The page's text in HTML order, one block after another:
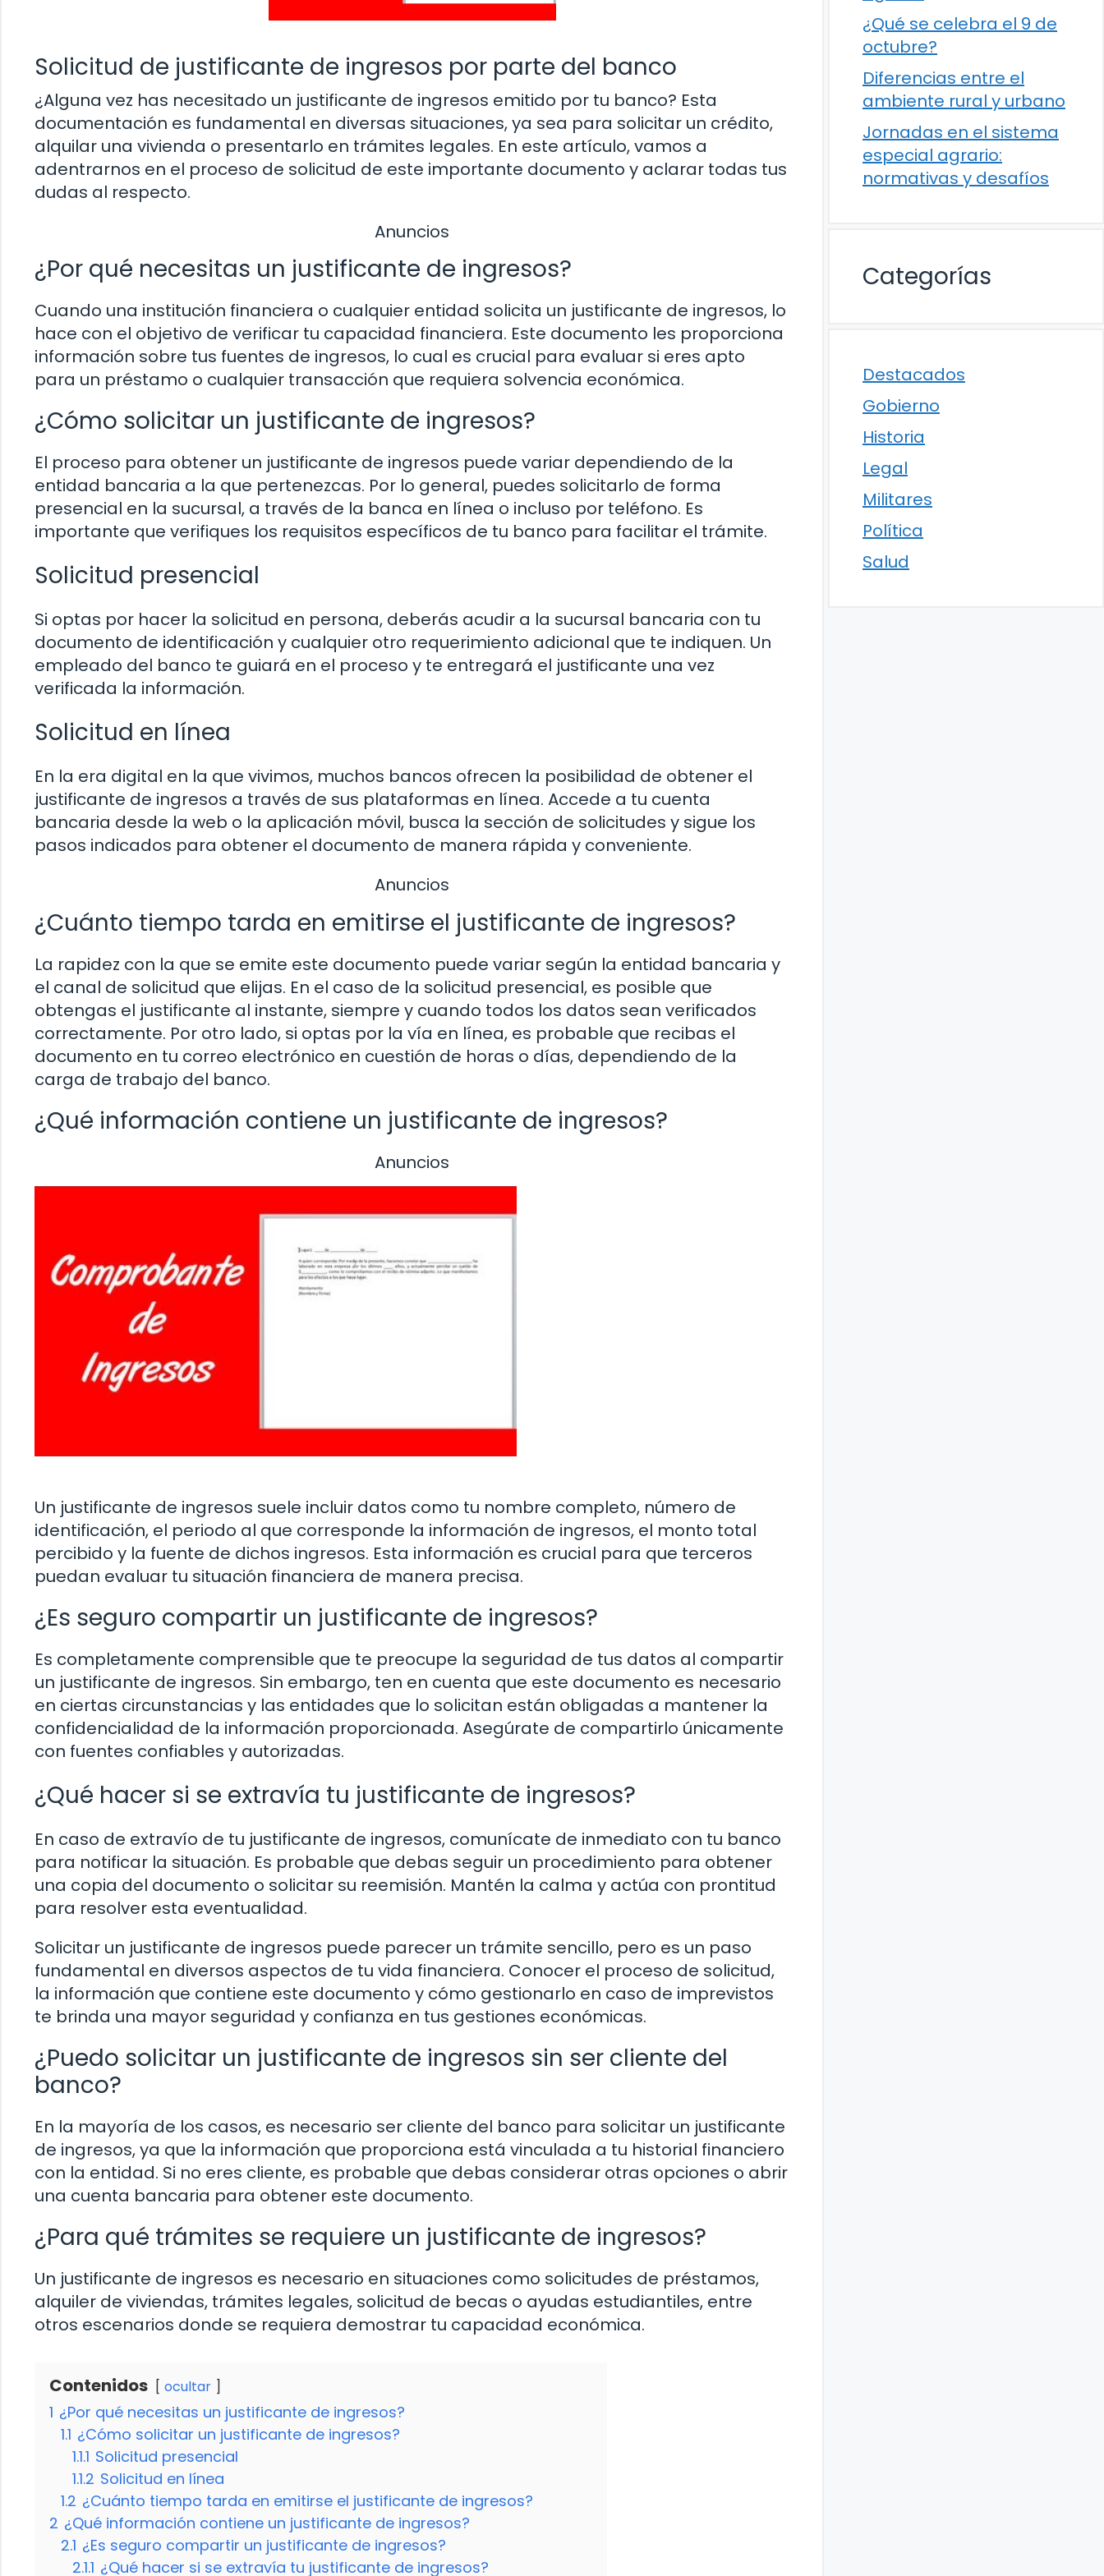
Solicitud de justificante de ingresos por parte del banco
¿Alguna vez has necesitado un justificante de ingresos emitido por tu banco? Esta
documentación es fundamental en diversas situaciones, ya sea para solicitar un crédito,
alquilar una vivienda o presentarlo en trámites legales. En este artículo, vamos a
adentrarnos en el proceso de solicitud de este importante documento y aclarar todas tus
dudas al respecto.
Anuncios
¿Por qué necesitas un justificante de ingresos?
Cuando una institución financiera o cualquier entidad solicita un justificante de ingresos, lo
hace con el objetivo de verificar tu capacidad financiera. Este documento les proporciona
información sobre tus fuentes de ingresos, lo cual es crucial para evaluar si eres apto
para un préstamo o cualquier transacción que requiera solvencia económica.
¿Cómo solicitar un justificante de ingresos?
El proceso para obtener un justificante de ingresos puede variar dependiendo de la
entidad bancaria a la que pertenezcas. Por lo general, puedes solicitarlo de forma
presencial en la sucursal, a través de la banca en línea o incluso por teléfono. Es
importante que verifiques los requisitos específicos de tu banco para facilitar el trámite.
Solicitud presencial
Si optas por hacer la solicitud en persona, deberás acudir a la sucursal bancaria con tu
documento de identificación y cualquier otro requerimiento adicional que te indiquen. Un
empleado del banco te guiará en el proceso y te entregará el justificante una vez
verificada la información.
Solicitud en línea
En la era digital en la que vivimos, muchos bancos ofrecen la posibilidad de obtener el
justificante de ingresos a través de sus plataformas en línea. Accede a tu cuenta
bancaria desde la web o la aplicación móvil, busca la sección de solicitudes y sigue los
pasos indicados para obtener el documento de manera rápida y conveniente.
Anuncios
¿Cuánto tiempo tarda en emitirse el justificante de ingresos?
La rapidez con la que se emite este documento puede variar según la entidad bancaria y
el canal de solicitud que elijas. En el caso de la solicitud presencial, es posible que
obtengas el justificante al instante, siempre y cuando todos los datos sean verificados
correctamente. Por otro lado, si optas por la vía en línea, es probable que recibas el
documento en tu correo electrónico en cuestión de horas o días, dependiendo de la
carga de trabajo del banco.
¿Qué información contiene un justificante de ingresos?
Anuncios
Un justificante de ingresos suele incluir datos como tu nombre completo, número de
identificación, el periodo al que corresponde la información de ingresos, el monto total
percibido y la fuente de dichos ingresos. Esta información es crucial para que terceros
puedan evaluar tu situación financiera de manera precisa.
¿Es seguro compartir un justificante de ingresos?
Es completamente comprensible que te preocupe la seguridad de tus datos al compartir
un justificante de ingresos. Sin embargo, ten en cuenta que este documento es necesario
en ciertas circunstancias y las entidades que lo solicitan están obligadas a mantener la
confidencialidad de la información proporcionada. Asegúrate de compartirlo únicamente
con fuentes confiables y autorizadas.
¿Qué hacer si se extravía tu justificante de ingresos?
En caso de extravío de tu justificante de ingresos, comunícate de inmediato con tu banco
para notificar la situación. Es probable que debas seguir un procedimiento para obtener
una copia del documento o solicitar su reemisión. Mantén la calma y actúa con prontitud
para resolver esta eventualidad.
Solicitar un justificante de ingresos puede parecer un trámite sencillo, pero es un paso
fundamental en diversos aspectos de tu vida financiera. Conocer el proceso de solicitud,
la información que contiene este documento y cómo gestionarlo en caso de imprevistos
te brinda una mayor seguridad y confianza en tus gestiones económicas.
¿Puedo solicitar un justificante de ingresos sin ser cliente del
banco?
En la mayoría de los casos, es necesario ser cliente del banco para solicitar un justificante
de ingresos, ya que la información que proporciona está vinculada a tu historial financiero
con la entidad. Si no eres cliente, es probable que debas considerar otras opciones o abrir
una cuenta bancaria para obtener este documento.
¿Para qué trámites se requiere un justificante de ingresos?
Un justificante de ingresos es necesario en situaciones como solicitudes de préstamos,
alquiler de viviendas, trámites legales, solicitud de becas o ayudas estudiantiles, entre
otros escenarios donde se requiera demostrar tu capacidad económica.
Contenidos ocultar
1 ¿Por qué necesitas un justificante de ingresos?
1.1 ¿Cómo solicitar un justificante de ingresos?
1.1.1 Solicitud presencial
1.1.2 Solicitud en línea
1.2 ¿Cuánto tiempo tarda en emitirse el justificante de ingresos?
2 ¿Qué información contiene un justificante de ingresos?
2.1 ¿Es seguro compartir un justificante de ingresos?
2.1.1 ¿Qué hacer si se extravía tu justificante de ingresos?
¿Qué se celebra el 9 de
octubre?
Diferencias entre el
ambiente rural y urbano
Jornadas en el sistema
especial agrario:
normativas y desafíos
Categorías
Destacados
Gobierno
Historia
Legal
Militares
Política
Salud